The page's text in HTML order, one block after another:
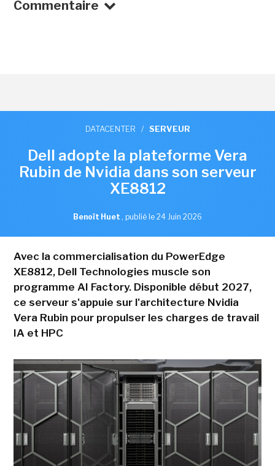
Commentaire
DATACENTER / SERVEUR
Dell adopte la plateforme Vera
Rubin de Nvidia dans son serveur
XE8812
Benoît Huet , publié le 24 Juin 2026
Avec la commercialisation du PowerEdge
XE8812, Dell Technologies muscle son
programme AI Factory. Disponible début 2027,
ce serveur s'appuie sur l'architecture Nvidia
Vera Rubin pour propulser les charges de travail
IA et HPC